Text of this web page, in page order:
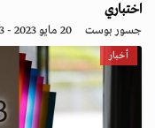
اختباري
جسور بوست 20 مايو 2023 - 02:53
أخبار